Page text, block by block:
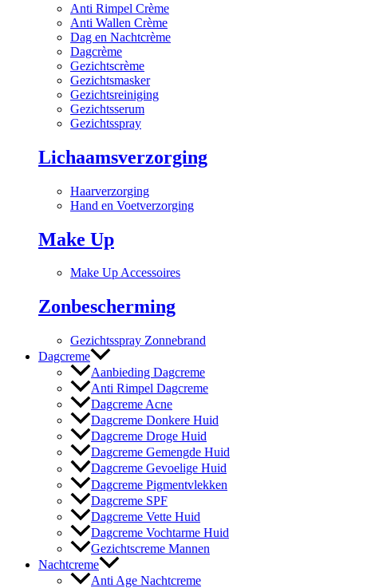
Anti Rimpel Crème
Anti Wallen Crème
Dag en Nachtcrème
Dagcrème
Gezichtscrème
Gezichtsmasker
Gezichtsreiniging
Gezichtsserum
Gezichtsspray
Lichaamsverzorging
Haarverzorging
Hand en Voetverzorging
Make Up
Make Up Accessoires
Zonbescherming
Gezichtsspray Zonnebrand
Dagcreme
Aanbieding Dagcreme
Anti Rimpel Dagcreme
Dagcreme Acne
Dagcreme Donkere Huid
Dagcreme Droge Huid
Dagcreme Gemengde Huid
Dagcreme Gevoelige Huid
Dagcreme Pigmentvlekken
Dagcreme SPF
Dagcreme Vette Huid
Dagcreme Vochtarme Huid
Gezichtscreme Mannen
Nachtcreme
Anti Age Nachtcreme